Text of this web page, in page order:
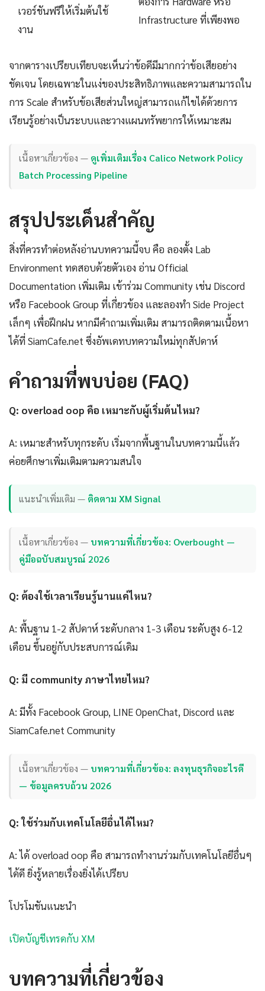
เวอร์ชันฟรีให้เริ่มต้นใช้
งาน
Infrastructure ที่เพียงพอ
จากตารางเปรียบเทียบจะเห็นว่าข้อดีมีมากกว่าข้อเสียอย่าง
ชัดเจน โดยเฉพาะในแง่ของประสิทธิภาพและความสามารถใน
การ Scale สำหรับข้อเสียส่วนใหญ่สามารถแก้ไขได้ด้วยการ
เรียนรู้อย่างเป็นระบบและวางแผนทรัพยากรให้เหมาะสม
เนื้อหาเกี่ยวข้อง — ดูเพิ่มเติมเรื่อง Calico Network Policy
Batch Processing Pipeline
สรุปประเด็นสำคัญ
สิ่งที่ควรทำต่อหลังอ่านบทความนี้จบ คือ ลองตั้ง Lab
Environment ทดสอบด้วยตัวเอง อ่าน Official
Documentation เพิ่มเติม เข้าร่วม Community เช่น Discord
หรือ Facebook Group ที่เกี่ยวข้อง และลองทำ Side Project
เล็กๆ เพื่อฝึกฝน หากมีคำถามเพิ่มเติม สามารถติดตามเนื้อหา
ได้ที่ SiamCafe.net ซึ่งอัพเดทบทความใหม่ทุกสัปดาห์
คำถามที่พบบ่อย (FAQ)
Q: overload oop คือ เหมาะกับผู้เริ่มต้นไหม?
A: เหมาะสำหรับทุกระดับ เริ่มจากพื้นฐานในบทความนี้แล้ว
ค่อยศึกษาเพิ่มเติมตามความสนใจ
แนะนำเพิ่มเติม — ติดตาม XM Signal
เนื้อหาเกี่ยวข้อง — บทความที่เกี่ยวข้อง: Overbought —
คู่มือฉบับสมบูรณ์ 2026
Q: ต้องใช้เวลาเรียนรู้นานแค่ไหน?
A: พื้นฐาน 1-2 สัปดาห์ ระดับกลาง 1-3 เดือน ระดับสูง 6-12
เดือน ขึ้นอยู่กับประสบการณ์เดิม
Q: มี community ภาษาไทยไหม?
A: มีทั้ง Facebook Group, LINE OpenChat, Discord และ
SiamCafe.net Community
เนื้อหาเกี่ยวข้อง — บทความที่เกี่ยวข้อง: ลงทุนธุรกิจอะไรดี
— ข้อมูลครบถ้วน 2026
Q: ใช้ร่วมกับเทคโนโลยีอื่นได้ไหม?
A: ได้ overload oop คือ สามารถทำงานร่วมกับเทคโนโลยีอื่นๆ
ได้ดี ยิ่งรู้หลายเรื่องยิ่งได้เปรียบ
โปรโมชันแนะนำ
เปิดบัญชีเทรดกับ XM
บทความที่เกี่ยวข้อง